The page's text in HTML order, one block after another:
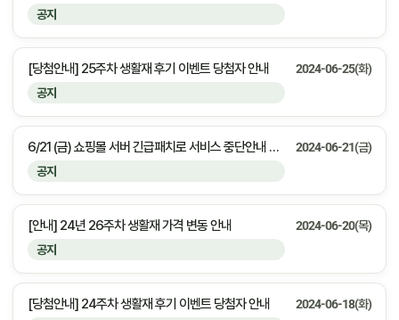
공지
공지
[당첨안내] 25주차 생활재 후기 이벤트 당첨자 안내 2024-06-25(화)
공지
6/21 (금) 쇼핑몰 서버 긴급패치로 서비스 중단안내 23:30 ~ 00:00 [약 30분 예상] 2024-06-21(금)
공지
[안내] 24년 26주차 생활재 가격 변동 안내 2024-06-20(목)
[당첨안내] 24주차 생활재 후기 이벤트 당첨자 안내 2024-06-18(화)